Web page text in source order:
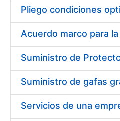
Erakutsi/Ezkutatu